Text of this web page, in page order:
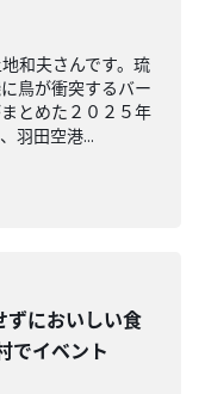
和夫さんです。琉
鳥が衝突するバー
とめた２０２５年
羽田空港...
ずにおいしい食
イベント